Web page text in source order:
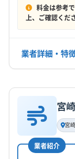
定休日
電話番号
公式HP
公式サイトを見
料金は参考で
上、ご確認くだ
業者詳細・特
基本情報
代表者名
竹田貫紀
所在地
宮
宮
業者紹介